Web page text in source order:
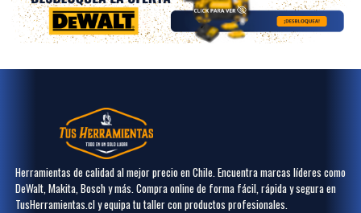
Herramientas de calidad al mejor precio en Chile. Encuentra marcas líderes como
DeWalt, Makita, Bosch y más. Compra online de forma fácil, rápida y segura en
TusHerramientas.cl y equipa tu taller con productos profesionales.